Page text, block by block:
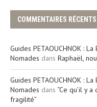
COMMENTAIRES RÉCENTS
Guides PETAOUCHNOK :
Nomades dans Raphaël,
Guides PETAOUCHNOK :
Nomades dans “Ce qu’il y
fragilité”